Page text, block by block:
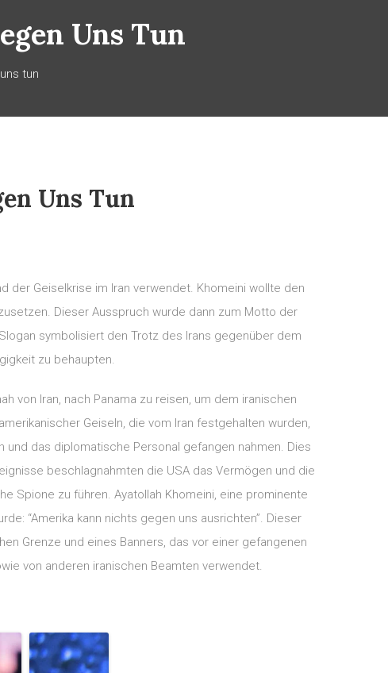
Uns Tun
tun
Uns Tun
der Geiselkrise im Iran verwendet. Khomeini wollte den
Dieser Ausspruch wurde dann zum Motto der
symbolisiert den Trotz des Irans gegenüber dem
zu behaupten.
von Iran, nach Panama zu reisen, um dem iranischen
Geiseln, die vom Iran festgehalten wurden,
das diplomatische Personal gefangen nahmen. Dies
beschlagnahmten die USA das Vermögen und die
Spione zu führen. Ayatollah Khomeini, eine prominente
“Amerika kann nichts gegen uns ausrichten”. Dieser
Grenze und eines Banners, das vor einer gefangenen
von anderen iranischen Beamten verwendet.